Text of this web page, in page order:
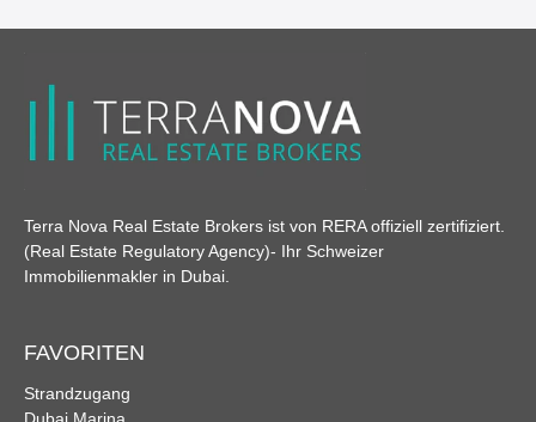
Terra Nova Real Estate Brokers ist von RERA offiziell zertifiziert.
(Real Estate Regulatory Agency)- Ihr Schweizer
Immobilienmakler in Dubai.
FAVORITEN
Strandzugang
Dubai Marina